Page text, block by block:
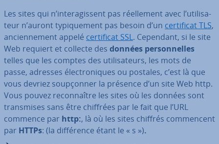
Les sites qui n’in­te­ra­gis­sent pas réel­le­ment avec l’uti­li­sa­
teur n’auront ty­pi­que­ment pas besoin d’un cer­ti­fi­cat TLS,
an­cien­ne­ment appelé cer­ti­fi­cat SSL. Cependant, si le site
Web requiert et collecte des données per­son­nelles
telles que les comptes des uti­li­sa­teurs, les mots de
passe, adresses élec­tro­niques ou postales, c’est là que
vous devriez soup­çon­ner la présence d’un site Web http.
Vous pouvez re­con­naître les sites où les données sont
trans­mises sans être chiffrées par le fait que l’URL
commence par http:, là où les sites chiffrés com­men­cent
par HTTPs: (la dif­fé­rence étant le « s »).